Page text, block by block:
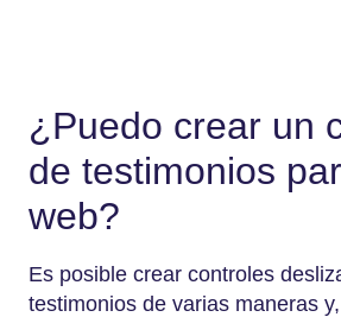
¿Puedo crear un
de testimonios
web?
Es posible crear controles
testimonios de varias maneras